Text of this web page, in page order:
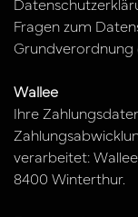
Fragen zum
Grundverordnung
Wallee
Ihre
verarbeitet:
8400 Winterthur.